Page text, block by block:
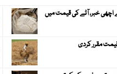
اچھی خبر، آٹے کی قیمت میں
مقرر کردی